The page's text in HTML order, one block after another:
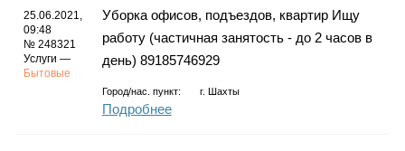
25.06.2021,
09:48
№ 248321
Услуги —
Бытовые
Уборка офисов, подъездов, квартир Ищу
работу (частичная занятость - до 2 часов в
день) 89185746929
Город/нас. пункт: г. Шахты
Подробнее